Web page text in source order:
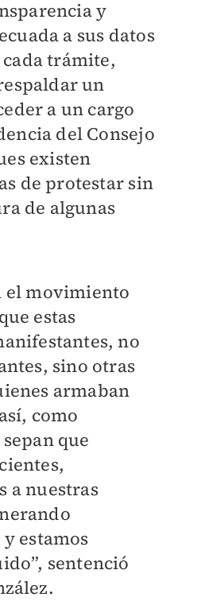
y
a sus datos
trámite,
un
a un cargo
del Consejo
existen
de protestar sin
de algunas
el movimiento
estas
no
sino otras
armaban
como
que
a nuestras
estamos
sentenció